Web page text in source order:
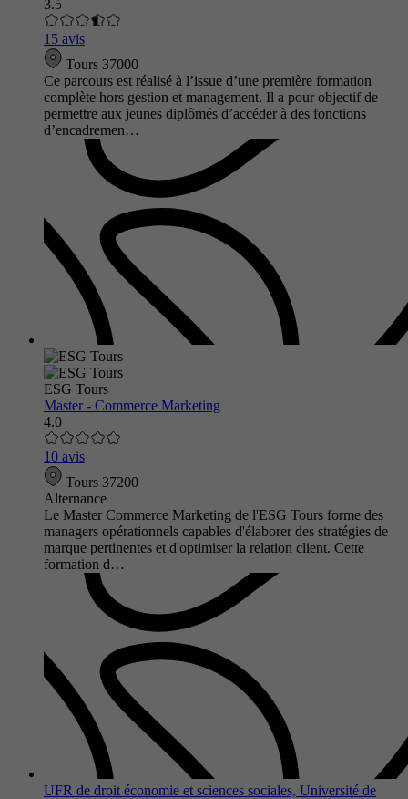
3.5
15 avis
Tours 37000
Ce parcours est réalisé à l’issue d’une première formation
complète hors gestion et management. Il a pour objectif de
permettre aux jeunes diplômés d’accéder à des fonctions
d’encadremen…
ESG Tours
Master - Commerce Marketing
4.0
10 avis
Tours 37200
Alternance
Le Master Commerce Marketing de l'ESG Tours forme des
managers opérationnels capables d'élaborer des stratégies de
marque pertinentes et d'optimiser la relation client. Cette
formation d…
UFR de droit économie et sciences sociales, Université de